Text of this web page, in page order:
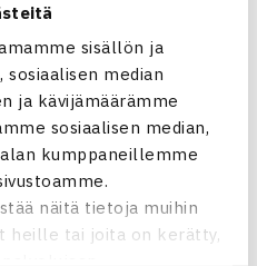
sisällön ja
median
ja kävijämäärämme
sosiaalisen median,
kumppaneillemme
näitä tietoja muihin
heille tai joita on kerätty,
Se varmistuikin, kun
3-1. Sunnuntaina VT-
SM-liigassa ovat mukana